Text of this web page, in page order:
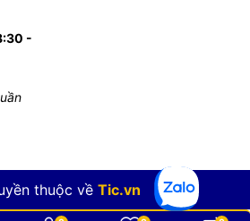
-
thuộc về Tic.vn